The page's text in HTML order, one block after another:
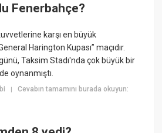
Fenerbahçe?
karşı en büyük
Harington Kupası” maçıdır.
Taksim Stadı'nda çok büyük bir
oynanmıştı.
|Cevabın tamamını burada okuyun: